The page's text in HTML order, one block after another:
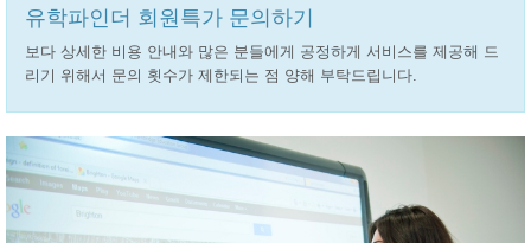
유학파인더 회원특가 문의하기
보다 상세한 비용 안내와 많은 분들에게 공정하게 서비스를 제공해 드
리기 위해서 문의 횟수가 제한되는 점 양해 부탁드립니다.